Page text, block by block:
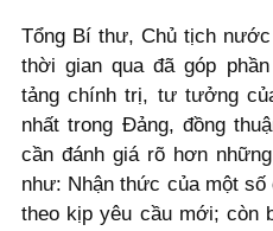
Tổng Bí thư, Chủ tịch
thời gian qua đã góp
tảng chính trị, tư tưởng
nhất trong Đảng, đồng
cần đánh giá rõ hơn
như: Nhận thức của một
theo kịp yêu cầu mới; còn